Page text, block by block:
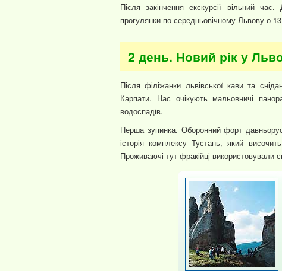
Після закінчення екскурсії вільний
прогулянки по середньовічному Львову о
2 день. Новий рік у
Після філіжанки львівської кави та
Карпати. Нас очікують мальовничі
водоспадів.
Перша зупинка. Оборонний форт
історія комплексу Тустань, який
Проживаючі тут фракійці використовували